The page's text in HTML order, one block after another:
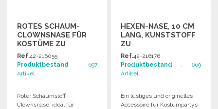
ROTES SCHAUM-
CLOWNSNASE FÜR
KOSTÜME ZU
GROSSHANDELSPREISEN
Ref.42-216055
Produktbestand : 697
Artikel
Roter Schaumstoff-
Clownsnase, ideal für
HEXEN-NASE, 10 CM
LANG, KUNSTSTOFF
ZU
GROSSHANDELSPREISEN
Ref.42-216176
Produktbestand : 669
Artikel
Ein lustiges und originelles
Accessoire für Kostümpartys